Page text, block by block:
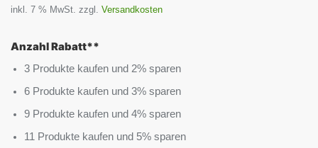
inkl. 7 % MwSt. zzgl. Versandkosten
Anzahl Rabatt**
3 Produkte kaufen und 2% sparen
6 Produkte kaufen und 3% sparen
9 Produkte kaufen und 4% sparen
11 Produkte kaufen und 5% sparen